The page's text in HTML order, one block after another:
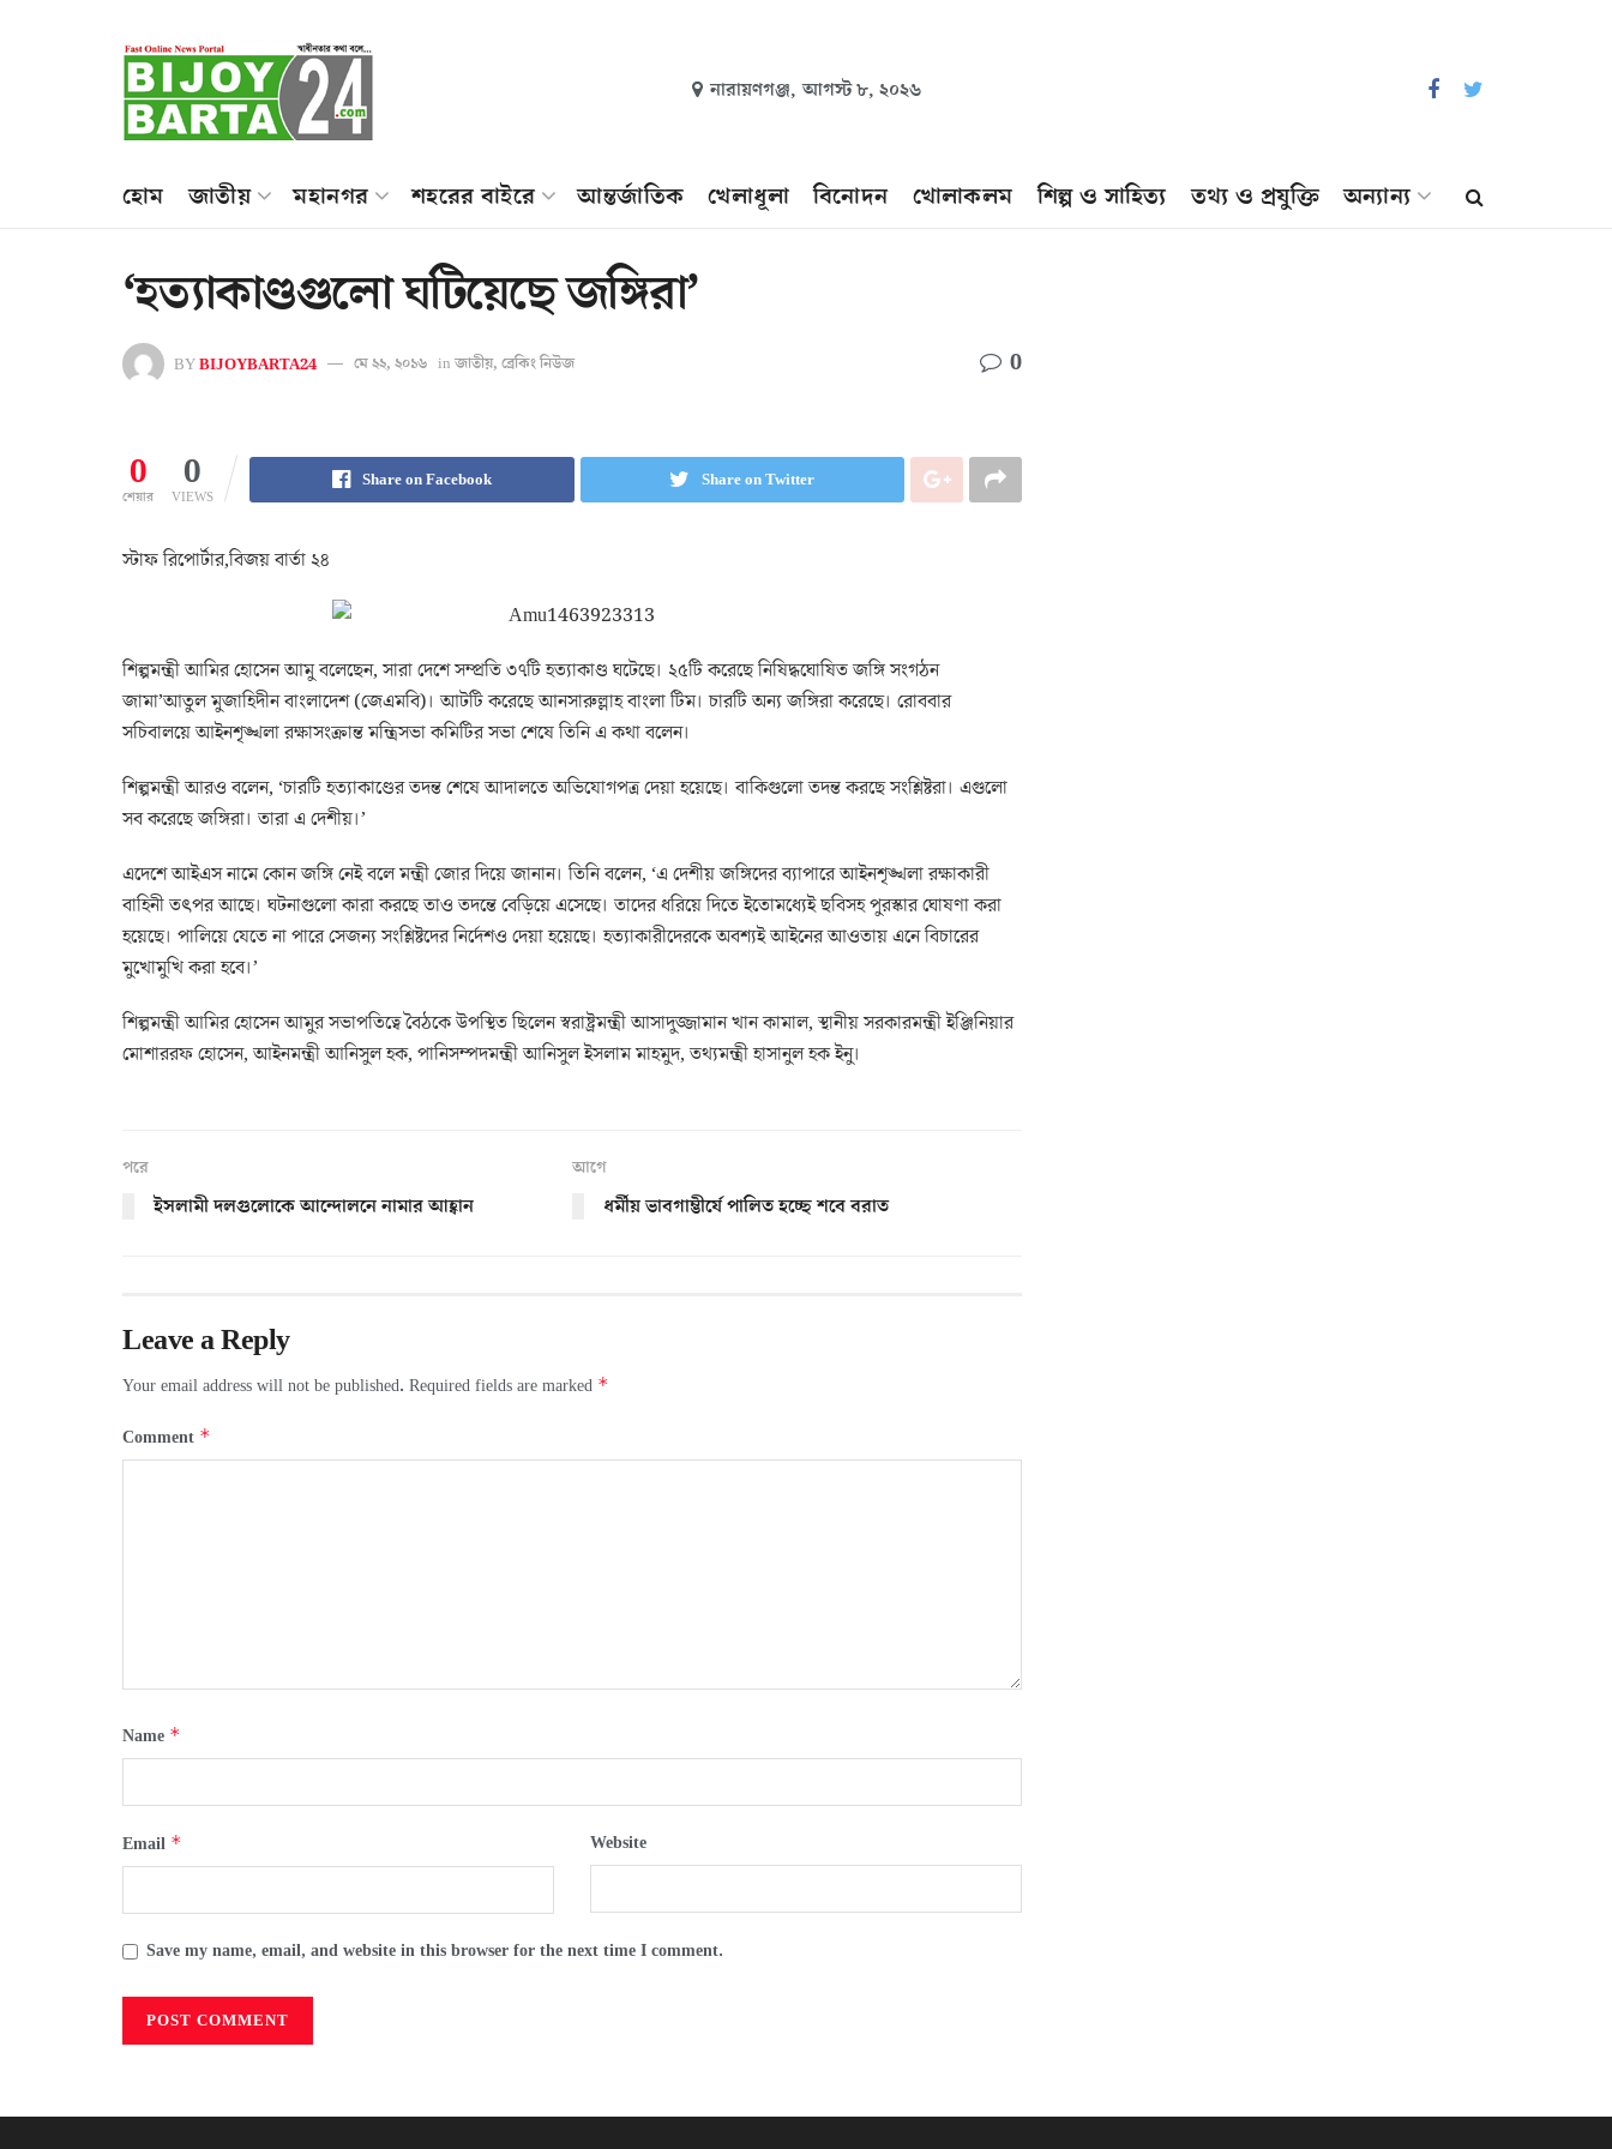
নারায়ণগঞ্জ, আগস্ট ৮, ২০২৬
হোম জাতীয় মহানগর শহরের বাইরে আন্তর্জাতিক খেলাধূলা বিনোদন খোলাকলম শিল্প ও সাহিত্য তথ্য ও প্রযুক্তি অন্যান্য
‘হত্যাকাণ্ডগুলো ঘটিয়েছে জঙ্গিরা’
BYBIJOYBARTA24 মে ২২, ২০১৬ in জাতীয়, ব্রেকিং নিউজ 0
0
শেয়ার
0
VIEWS
Share on Facebook Share on Twitter
স্টাফ রিপোর্টার,বিজয় বার্তা ২৪
শিল্পমন্ত্রী আমির হোসেন আমু বলেছেন, সারা দেশে সম্প্রতি ৩৭টি হত্যাকাণ্ড ঘটেছে। ২৫টি করেছে নিষিদ্ধঘোষিত জঙ্গি সংগঠন
জামা’আতুল মুজাহিদীন বাংলাদেশ (জেএমবি)। আটটি করেছে আনসারুল্লাহ বাংলা টিম। চারটি অন্য জঙ্গিরা করেছে। রোববার
সচিবালয়ে আইনশৃঙ্খলা রক্ষাসংক্রান্ত মন্ত্রিসভা কমিটির সভা শেষে তিনি এ কথা বলেন।
শিল্পমন্ত্রী আরও বলেন, ‘চারটি হত্যাকাণ্ডের তদন্ত শেষে আদালতে অভিযোগপত্র দেয়া হয়েছে। বাকিগুলো তদন্ত করছে সংশ্লিষ্টরা। এগুলো
সব করেছে জঙ্গিরা। তারা এ দেশীয়।’
এদেশে আইএস নামে কোন জঙ্গি নেই বলে মন্ত্রী জোর দিয়ে জানান। তিনি বলেন, ‘এ দেশীয় জঙ্গিদের ব্যাপারে আইনশৃঙ্খলা রক্ষাকারী
বাহিনী তৎপর আছে। ঘটনাগুলো কারা করছে তাও তদন্তে বেড়িয়ে এসেছে। তাদের ধরিয়ে দিতে ইতোমধ্যেই ছবিসহ পুরস্কার ঘোষণা করা
হয়েছে। পালিয়ে যেতে না পারে সেজন্য সংশ্লিষ্টদের নির্দেশও দেয়া হয়েছে। হত্যাকারীদেরকে অবশ্যই আইনের আওতায় এনে বিচারের
মুখোমুখি করা হবে।’
শিল্পমন্ত্রী আমির হোসেন আমুর সভাপতিত্বে বৈঠকে উপস্থিত ছিলেন স্বরাষ্ট্রমন্ত্রী আসাদুজ্জামান খান কামাল, স্থানীয় সরকারমন্ত্রী ইঞ্জিনিয়ার
মোশাররফ হোসেন, আইনমন্ত্রী আনিসুল হক, পানিসম্পদমন্ত্রী আনিসুল ইসলাম মাহমুদ, তথ্যমন্ত্রী হাসানুল হক ইনু।
পরে
ইসলামী দলগুলোকে আন্দোলনে নামার আহ্বান
আগে
ধর্মীয় ভাবগাম্ভীর্যে পালিত হচ্ছে শবে বরাত
Leave a Reply
Your email address will not be published. Required fields are marked *
Comment *
Name *
Email * Website
Save my name, email, and website in this browser for the next time I comment.